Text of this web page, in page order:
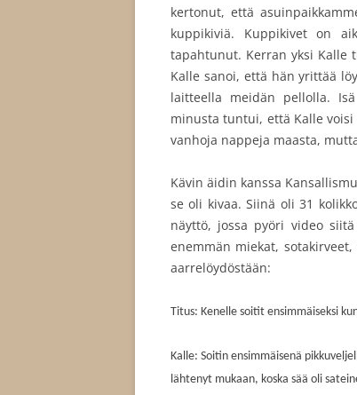
kertonut, että
kuppikiviä. Kuppikivet on
tapahtunut. Kerran yksi Kalle
Kalle sanoi, että hän yrittää
laitteella meidän pellolla.
minusta tuntui, että Kalle
vanhoja nappeja maasta,
Kävin äidin kanssa
se oli kivaa. Siinä oli 31
näyttö, jossa pyöri video
enemmän miekat,
aarrelöydöstään:
Titus: Kenelle soitit ensimmäiseksi
Kalle: Soitin ensimmäisenä
lähtenyt mukaan, koska sää oli